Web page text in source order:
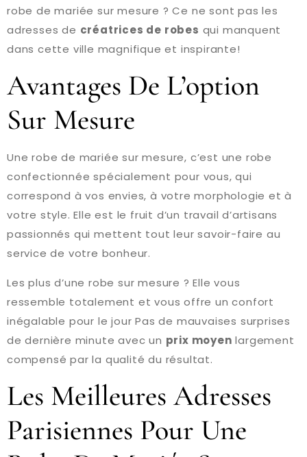
robe de mariée sur mesure ? Ce ne sont pas les
adresses de créatrices de robes qui manquent
dans cette ville magnifique et inspirante!
Avantages De L’option
Sur Mesure
Une robe de mariée sur mesure, c’est une robe
confectionnée spécialement pour vous, qui
correspond à vos envies, à votre morphologie et à
votre style. Elle est le fruit d’un travail d’artisans
passionnés qui mettent tout leur savoir-faire au
service de votre bonheur.
Les plus d’une robe sur mesure ? Elle vous
ressemble totalement et vous offre un confort
inégalable pour le jour Pas de mauvaises surprises
de dernière minute avec un prix moyen largement
compensé par la qualité du résultat.
Les Meilleures Adresses
Parisiennes Pour Une